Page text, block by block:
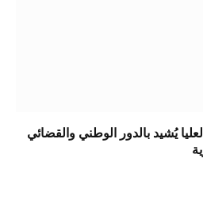
يُشيد بالدور الوطني والقضائي